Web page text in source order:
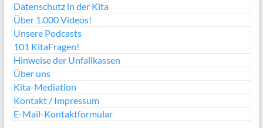
Datenschutz in der Kita
Über 1.000 Videos!
Unsere Podcasts
101 KitaFragen!
Hinweise der Unfallkassen
Über uns
Kita-Mediation
Kontakt / Impressum
E-Mail-Kontaktformular